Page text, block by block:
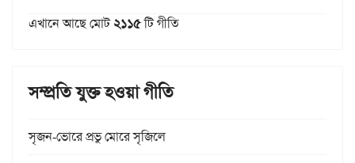
এখানে আছে মোট২১১৫টি গীতি
সম্প্রতি যুক্ত হওয়া গীতি
সৃজন-ভোরে প্রভু মোরে সৃজিলে